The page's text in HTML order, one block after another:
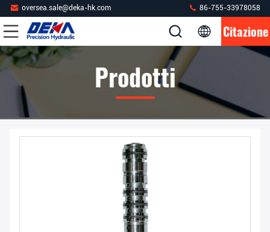
oversea.sale@deka-hk.com 86-755-33978058
Citazione
Prodotti